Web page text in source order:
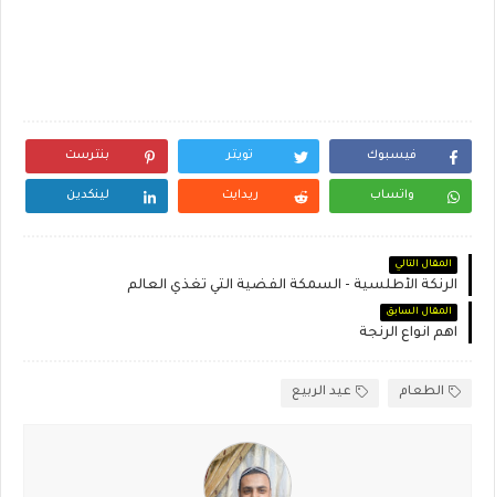
فيسبوك تويتر بنترست
واتساب ريدايت لينكدين
المقال التالي
الرنكة الأطلسية - السمكة الفضية التي تغذي العالم
المقال السابق
اهم انواع الرنجة
الطعام عيد الربيع